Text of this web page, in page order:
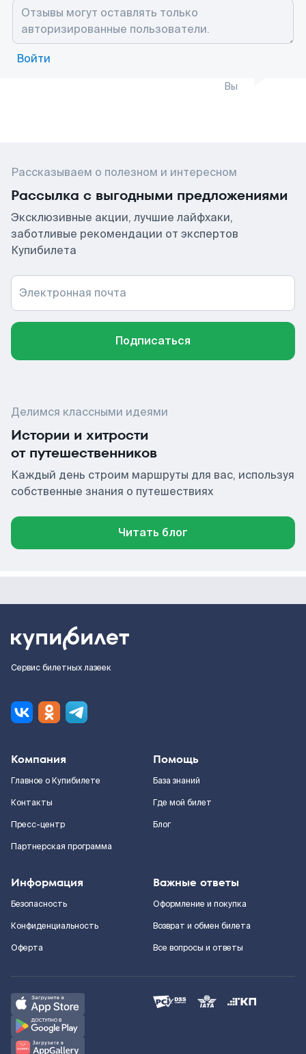
Войти
Вы
Рассказываем о полезном и интересном
Рассылка с выгодными предложениями
Эксклюзивные акции, лучшие лайфхаки,
заботливые рекомендации от экспертов
Купибилета
Электронная почта
Подписаться
Делимся классными идеями
Истории и хитрости
от путешественников
Каждый день строим маршруты для вас, используя
собственные знания о путешествиях
Читать блог
Сервис билетных лазеек
Компания
Главное о Купибилете
Контакты
Пресс-центр
Партнерская программа
Помощь
База знаний
Где мой билет
Блог
Информация
Безопасность
Конфиденциальность
Оферта
Важные ответы
Оформление и покупка
Возврат и обмен билета
Все вопросы и ответы